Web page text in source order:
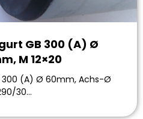
GB 300 (A) Ø
M 12×20
300 (A) Ø 60mm, Achs-Ø
30…